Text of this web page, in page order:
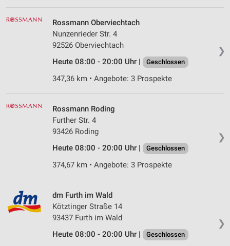
❯
Rossmann Oberviechtach
Nunzenrieder Str. 4
92526 Oberviechtach
Heute 08:00 - 20:00 Uhr |
Geschlossen
347,36 km • Angebote: 3 Prospekte
❯
Rossmann Roding
Further Str. 4
93426 Roding
Heute 08:00 - 20:00 Uhr |
Geschlossen
374,67 km • Angebote: 3 Prospekte
❯
dm Furth im Wald
Kötztinger Straße 14
93437 Furth im Wald
Heute 08:00 - 20:00 Uhr |
Geschlossen